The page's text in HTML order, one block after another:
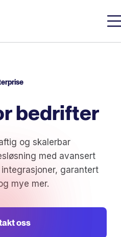
bedrifter
og skalerbar
med avansert
garantert
mye mer.
oss